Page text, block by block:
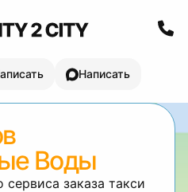
Написать
Воды
сервиса заказа такси